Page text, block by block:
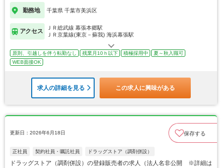
勤務地 千葉県 千葉市美浜区
アクセス
ＪＲ総武線 幕張本郷駅
ＪＲ京葉線(東京－蘇我) 海浜幕張駅
原則、引越しを伴う転勤なし 残業月10ｈ以下 積極採用中
夏～秋入職可
WEB面接OK
求人の詳細を見る この求人に興味がある
更新日：2026年6月18日 保存する
正社員 契約社員・嘱託社員 ドラッグストア（調剤併設）
ドラッグストア（調剤併設）の登録販売者の求人（法人名非公開 ※詳細は